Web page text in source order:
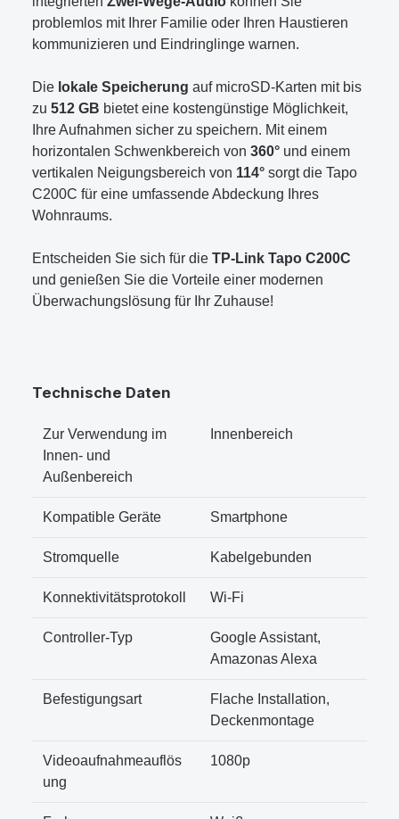
problemlos mit Ihrer Familie oder Ihren Haustieren
kommunizieren und Eindringlinge warnen.
Die lokale Speicherung auf microSD-Karten mit bis
zu 512 GB bietet eine kostengünstige Möglichkeit,
Ihre Aufnahmen sicher zu speichern. Mit einem
horizontalen Schwenkbereich von 360° und einem
vertikalen Neigungsbereich von 114° sorgt die Tapo
C200C für eine umfassende Abdeckung Ihres
Wohnraums.
Entscheiden Sie sich für die TP-Link Tapo C200C
und genießen Sie die Vorteile einer modernen
Überwachungslösung für Ihr Zuhause!
Technische Daten
Zur Verwendung im
Innen- und
Außenbereich
‎Innenbereich
Kompatible Geräte ‎Smartphone
Stromquelle ‎Kabelgebunden
Konnektivitätsprotokoll ‎Wi-Fi
Controller-Typ
‎Google Assistant,
Amazonas Alexa
Befestigungsart
‎Flache Installation,
Deckenmontage
Videoaufnahmeauflös
ung
‎1080p